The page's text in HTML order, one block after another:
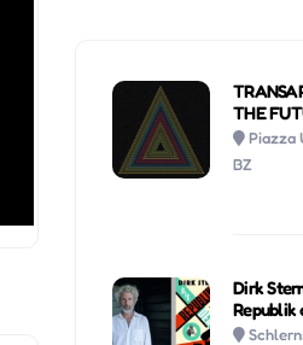
THE
Piazza
BZ
Dirk
Republik